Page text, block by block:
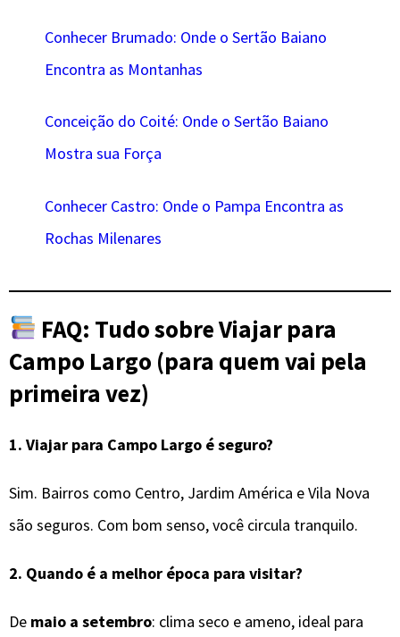
Conhecer Brumado: Onde o Sertão Baiano
Encontra as Montanhas
Conceição do Coité: Onde o Sertão Baiano
Mostra sua Força
Conhecer Castro: Onde o Pampa Encontra as
Rochas Milenares
FAQ: Tudo sobre Viajar para
Campo Largo (para quem vai pela
primeira vez)
1. Viajar para Campo Largo é seguro?
Sim. Bairros como Centro, Jardim América e Vila Nova
são seguros. Com bom senso, você circula tranquilo.
2. Quando é a melhor época para visitar?
De maio a setembro: clima seco e ameno, ideal para